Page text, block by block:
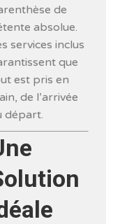
de
absolue.
services inclus
que
est pris en
de l’arrivée
départ.